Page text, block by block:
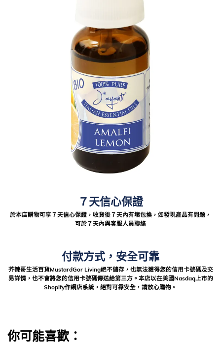
７天信心保證
於本店購物可享７天信心保證，收貨後７天內有壞包換，如發現產品有問題，
可於７天內與客服人員聯絡
付款方式，安全可靠
芥辣哥生活百貨MustardGor Living絕不儲存，也無法獲得您的信用卡號碼及交
易詳情，也不會將您的信用卡號碼傳送給第三方。本店以在美國Nasdaq上市的
Shopify作網店系統，絕對可靠安全，請放心購物。
你可能喜歡：